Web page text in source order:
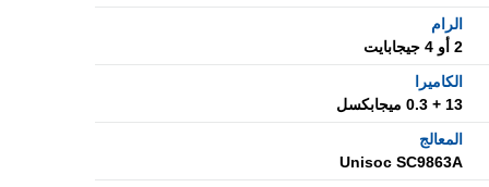
الرام
2 أو 4 جيجابايت
الكاميرا
13 + 0.3 ميجابكسل
المعالج
Unisoc SC9863A